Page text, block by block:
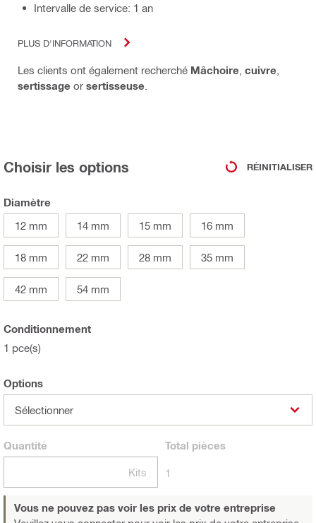
Intervalle de service: 1 an
PLUS D'INFORMATION
Les clients ont également recherché Mâchoire cuivre
sertissage or sertisseuse
Choisir les options RÉINITIALISER
Diamètre
12 mm
14 mm 15 mm 16 mm
18 mm 22 mm 28 mm 35 mm
42 mm 54 mm
Conditionnement
1 pce(s)
Options
Sélectionner
Quantité
Kits
Total pièces
1
Vous ne pouvez pas voir les prix de votre entreprise